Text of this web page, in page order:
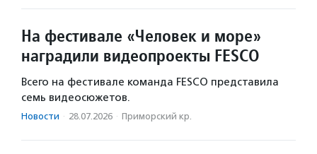
На фестивале «Человек и море»
наградили видеопроекты FESCO
Всего на фестивале команда FESCO представила
семь видеосюжетов.
Новости · 28.07.2026 · Приморский кр.